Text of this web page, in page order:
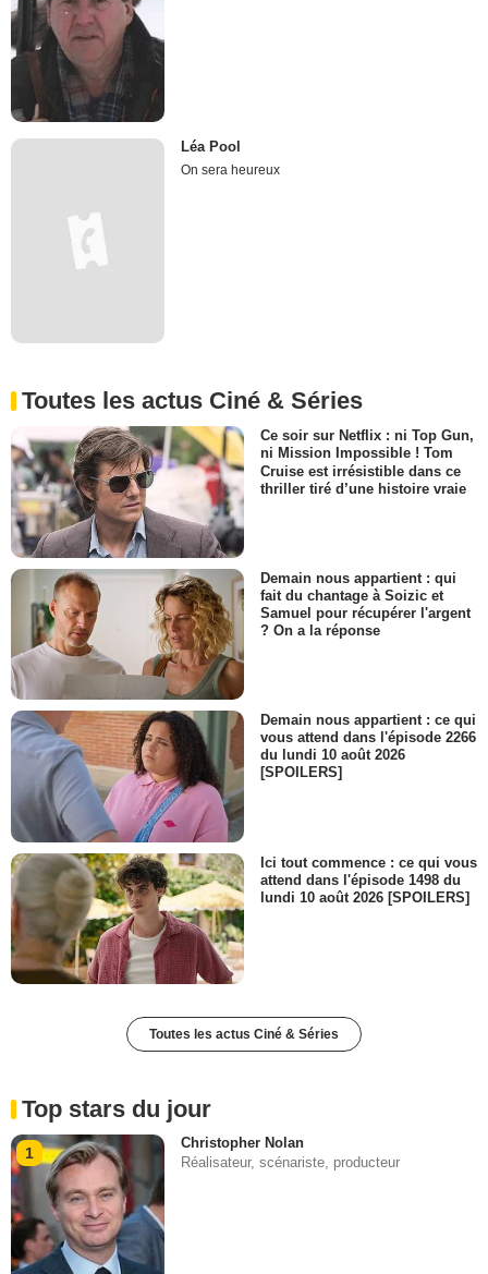
Léa Pool
On sera heureux
Toutes les actus Ciné & Séries
Ce soir sur Netflix : ni Top Gun,
ni Mission Impossible ! Tom
Cruise est irrésistible dans ce
thriller tiré d’une histoire vraie
Demain nous appartient : qui
fait du chantage à Soizic et
Samuel pour récupérer l'argent
? On a la réponse
Demain nous appartient : ce qui
vous attend dans l'épisode 2266
du lundi 10 août 2026
[SPOILERS]
Ici tout commence : ce qui vous
attend dans l'épisode 1498 du
lundi 10 août 2026 [SPOILERS]
Toutes les actus Ciné & Séries
Top stars du jour
1
Christopher Nolan
Réalisateur, scénariste, producteur